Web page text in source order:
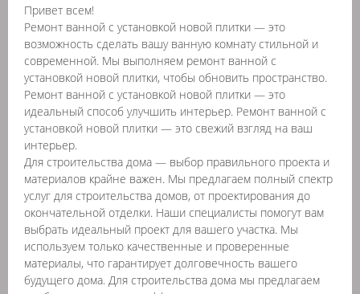
Привет всем!
Ремонт ванной с установкой новой плитки — это
возможность сделать вашу ванную комнату стильной и
современной. Мы выполняем ремонт ванной с
установкой новой плитки, чтобы обновить пространство.
Ремонт ванной с установкой новой плитки — это
идеальный способ улучшить интерьер. Ремонт ванной с
установкой новой плитки — это свежий взгляд на ваш
интерьер.
Для строительства дома — выбор правильного проекта и
материалов крайне важен. Мы предлагаем полный спектр
услуг для строительства домов, от проектирования до
окончательной отделки. Наши специалисты помогут вам
выбрать идеальный проект для вашего участка. Мы
используем только качественные и проверенные
материалы, что гарантирует долговечность вашего
будущего дома. Для строительства дома мы предлагаем